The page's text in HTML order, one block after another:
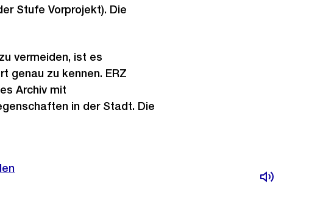
Stufe Vorprojekt). Die
vermeiden, ist es
genau zu kennen. ERZ
Archiv mit
in der Stadt. Die